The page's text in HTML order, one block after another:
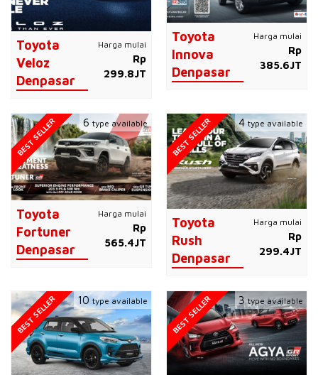
Toyota
Veloz
Denpasar
Harga mulai
Rp
299.8JT
Toyota
Innova
Denpasar
Harga mulai
Rp
385.6JT
Toyota
Fortuner
Denpasar
Harga mulai
Rp
565.4JT
BEST SELLER 6 type available
Toyota
Rush
Denpasar
Harga mulai
Rp
299.4JT
BEST SELLER 4type available
BEST SELLER 10 type available BEST SELLER 3type available